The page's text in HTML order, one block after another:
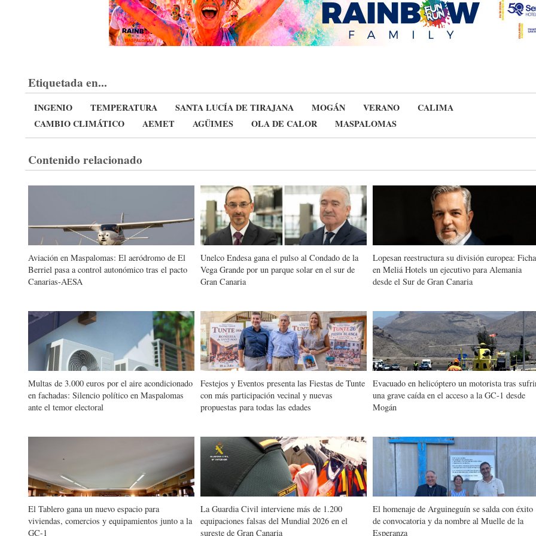
Etiquetada en...
INGENIO TEMPERATURA SANTA LUCÍA DE TIRAJANA MOGÁN VERANO
CALIMA
CAMBIO CLIMÁTICO
AEMET AGÜIMES OLA DE CALOR MASPALOMAS
Contenido relacionado
Aviación en Maspalomas: El aeródromo de El
Berriel pasa a control autonómico tras el pacto
Canarias-AESA
Unelco Endesa gana el pulso al Condado de la
Vega Grande por un parque solar en el sur de
Gran Canaria
Lopesan reestructura su división europea: Ficha
en Meliá Hotels un ejecutivo para Alemania
desde el Sur de Gran Canaria
Multas de 3.000 euros por el aire acondicionado
en fachadas: Silencio político en Maspalomas
ante el temor electoral
Festejos y Eventos presenta las Fiestas de Tunte
con más participación vecinal y nuevas
propuestas para todas las edades
Evacuado en helicóptero un motorista tras
una grave caída en el acceso a la GC-1 desde
Mogán
El Tablero gana un nuevo espacio para
viviendas, comercios y equipamientos junto a la
GC-1
La Guardia Civil interviene más de 1.200
equipaciones falsas del Mundial 2026 en el
sureste de Gran Canaria
El homenaje de Arguineguín se salda con éxito
de convocatoria y da nombre al Muelle de la
Esperanza